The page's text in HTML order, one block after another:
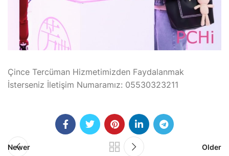
Çince Tercüman Hizmetimizden Faydalanmak
İsterseniz İletişim Numaramız: 05530323211
Newer Older